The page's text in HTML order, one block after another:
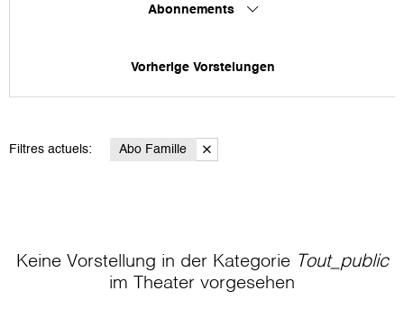
Abonnements
Vorherige Vorstelungen
Filtres actuels: Abo Famille
Keine Vorstellung in der Kategorie Tout_public
im Theater vorgesehen